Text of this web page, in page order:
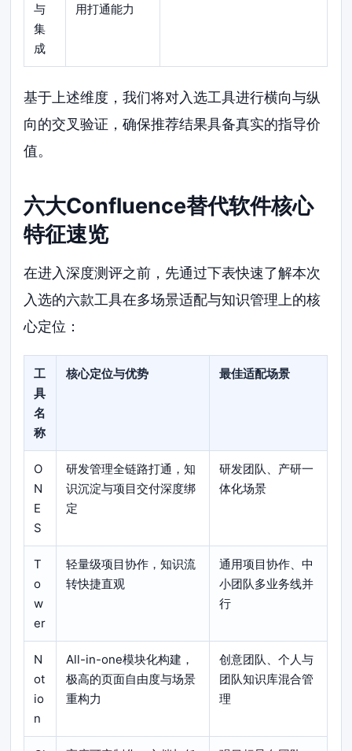
与
集
成
用打通能力
基于上述维度，我们将对入选工具进行横向与纵
向的交叉验证，确保推荐结果具备真实的指导价
值。
六大Confluence替代软件核心
特征速览
在进入深度测评之前，先通过下表快速了解本次
入选的六款工具在多场景适配与知识管理上的核
心定位：
工
具
名
称
核心定位与优势 最佳适配场景
O
N
E
S
研发管理全链路打通，知
识沉淀与项目交付深度绑
定
研发团队、产研一
体化场景
T
o
w
er
轻量级项目协作，知识流
转快捷直观
通用项目协作、中
小团队多业务线并
行
N
ot
io
n
All-in-one模块化构建，
极高的页面自由度与场景
重构力
创意团队、个人与
团队知识库混合管
理